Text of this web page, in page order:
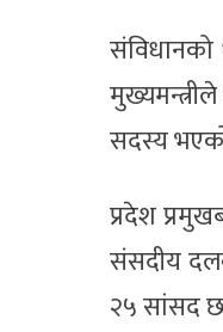
संविधानको
सदस्य
प्रदेश
संसदीय
२५ सांसद